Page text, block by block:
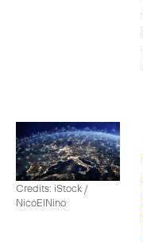
Credits: iStock /
NicoElNino